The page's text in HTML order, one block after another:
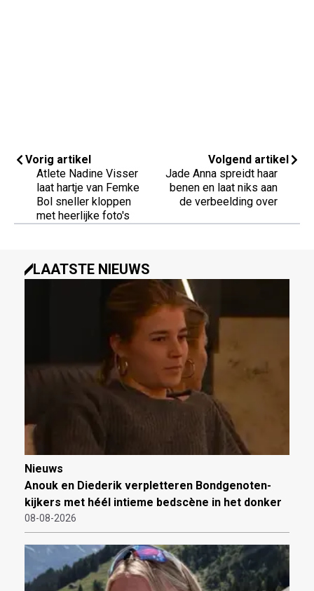
Vorig artikel
Atlete Nadine Visser
laat hartje van Femke
Bol sneller kloppen
met heerlijke foto's
Volgend artikel
Jade Anna spreidt haar
benen en laat niks aan
de verbeelding over
LAATSTE NIEUWS
Nieuws
Anouk en Diederik verpletteren Bondgenoten-
kijkers met héél intieme bedscène in het donker
08-08-2026